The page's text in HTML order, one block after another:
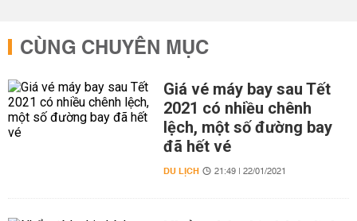
CÙNG CHUYÊN MỤC
Giá vé máy bay sau Tết
2021 có nhiều chênh
lệch, một số đường bay
đã hết vé
DU LỊCH 21:49 | 22/01/2021